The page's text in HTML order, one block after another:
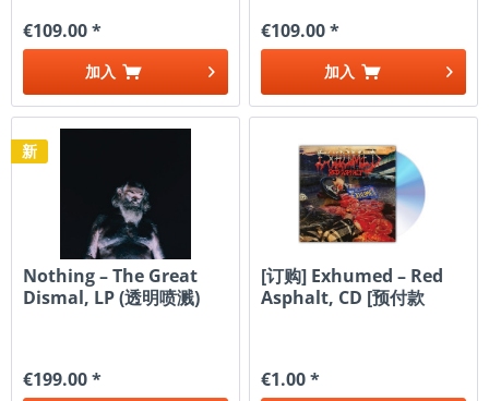
€109.00 *
加入
€109.00 *
加入
新
Nothing ‎– The Great
Dismal, LP (透明喷溅)
€199.00 *
[订购] Exhumed – Red
Asphalt, CD [预付款
€1.00 *